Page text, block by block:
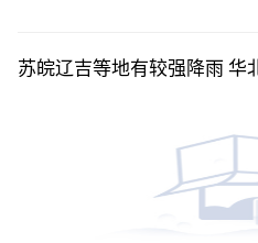
苏皖辽吉等地有较强降雨 华